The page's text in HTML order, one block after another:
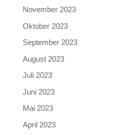
November 2023
Oktober 2023
September 2023
August 2023
Juli 2023
Juni 2023
Mai 2023
April 2023